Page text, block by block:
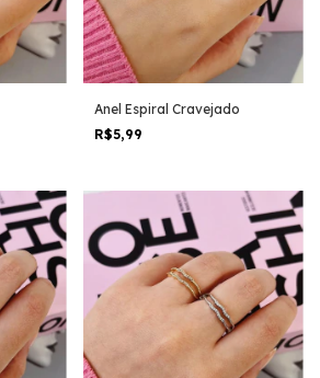
Anel Espiral Cravejado
R$5,99